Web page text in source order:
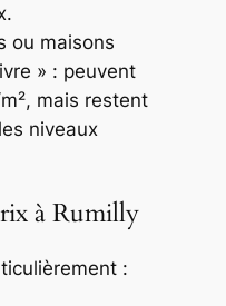
ou maisons
» : peuvent
mais restent
niveaux
à Rumilly
: